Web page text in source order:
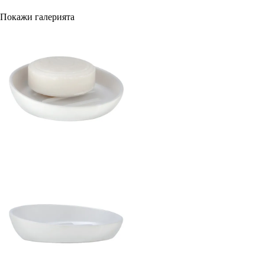
Покажи галерията